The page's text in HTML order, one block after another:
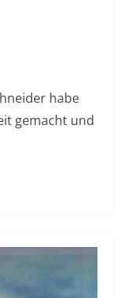
habe
gemacht und